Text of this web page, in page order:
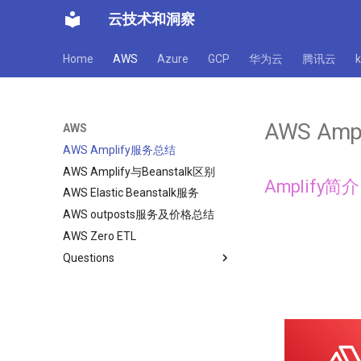
云技术和洞察
Home AWS Azure GCP 华为云 腾讯云
AWS
AWS Amplify服务总结
AWS Amplify与Beanstalk区别
AWS Elastic Beanstalk服务
AWS outposts服务及价格总结
AWS Zero ETL
Questions
AWS
Amplify简介